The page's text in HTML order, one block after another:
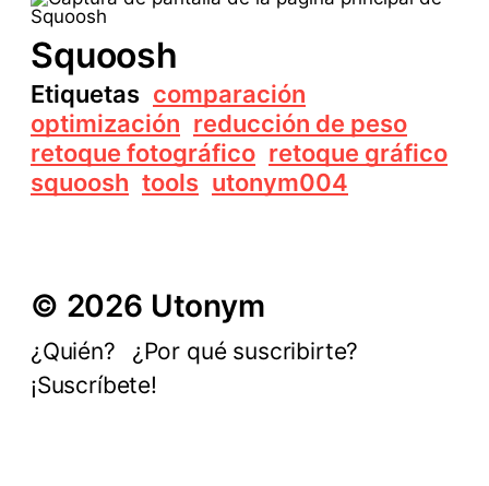
Squoosh
Etiquetas comparación
optimización reducción de peso
retoque fotográfico retoque gráfico
squoosh tools utonym004
© 2026 Utonym
¿Quién?
¿Por qué suscribirte?
¡Suscríbete!